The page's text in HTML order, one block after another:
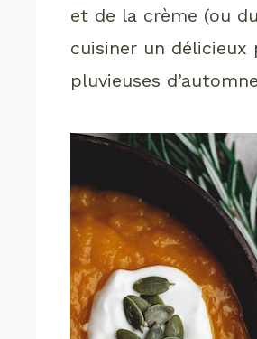
et de la crème (ou
cuisiner un
pluvieuses